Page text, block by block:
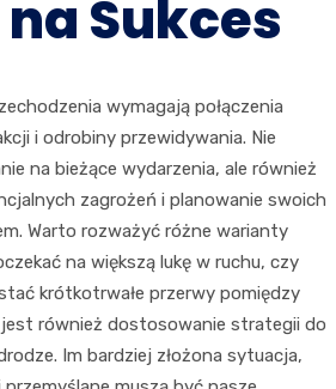
Sukces
wymagają połączenia
i odrobiny przewidywania. Nie
na bieżące wydarzenia, ale również
zagrożeń i planowanie swoich
Warto rozważyć różne warianty
na większą lukę w ruchu, czy
krótkotrwałe przerwy pomiędzy
również dostosowanie strategii do
Im bardziej złożona sytuacja,